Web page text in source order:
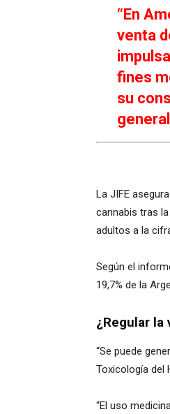
“En
venta
fines
su
La JIFE
cannabis tras
adultos a la
Según el
19,7% de la
¿Regular
“Se puede
Toxicología del
“El uso